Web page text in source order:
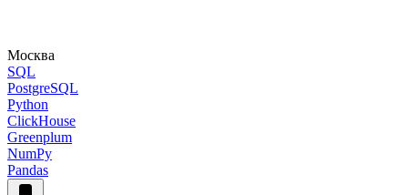
Москва
SQL
PostgreSQL
Python
ClickHouse
Greenplum
NumPy
Pandas